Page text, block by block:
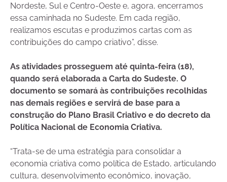
Nordeste, Sul e Centro-Oeste e, agora, encerramos
essa caminhada no Sudeste. Em cada região,
realizamos escutas e produzimos cartas com as
contribuições do campo criativo”, disse.
As atividades prosseguem até quinta-feira (18),
quando será elaborada a Carta do Sudeste. O
documento se somará às contribuições recolhidas
nas demais regiões e servirá de base para a
construção do Plano Brasil Criativo e do decreto da
Política Nacional de Economia Criativa.
“Trata-se de uma estratégia para consolidar a
economia criativa como política de Estado, articulando
cultura, desenvolvimento econômico, inovação,